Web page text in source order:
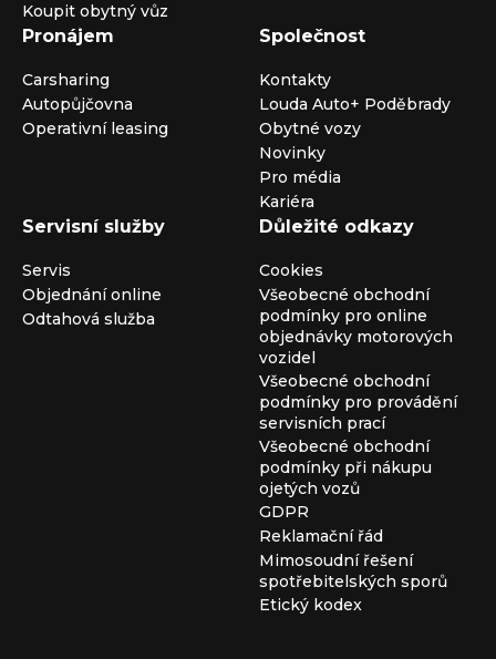
Koupit obytný vůz
Pronájem
Carsharing
Autopůjčovna
Operativní leasing
Společnost
Kontakty
Louda Auto+ Poděbrady
Obytné vozy
Novinky
Pro média
Kariéra
Servisní služby
Servis
Objednání online
Odtahová služba
Důležité odkazy
Cookies
Všeobecné obchodní
podmínky pro online
objednávky motorových
vozidel
Všeobecné obchodní
podmínky pro provádění
servisních prací
Všeobecné obchodní
podmínky při nákupu
ojetých vozů
GDPR
Reklamační řád
Mimosoudní řešení
spotřebitelských sporů
Etický kodex